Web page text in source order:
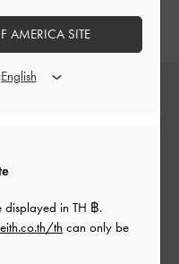
displayed in TH ฿.
th can only be
AMERICA SITE